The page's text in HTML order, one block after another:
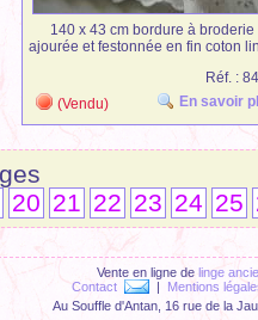
140 x 43 cm bordure à broderie
ajourée et festonnée en fin coton
Réf. :
(Vendu)
En savoir
20 21 22 23 24 25
Vente en ligne delinge
Contact
| Mentions
Au Souffle d'Antan, 16 rue de la